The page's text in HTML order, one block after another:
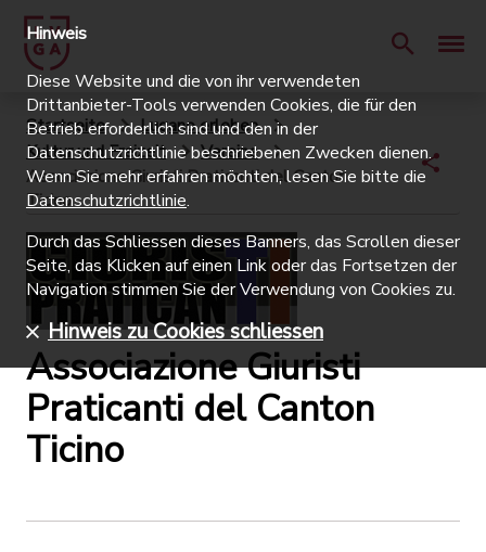
Startseite
Lugano erleben
Kultur und Freizeit
Vereine
Associazione Giuristi Praticanti del Canton
Ticino
Associazione Giuristi
Praticanti del Canton
Ticino
Hinweis
Diese Website und die von ihr verwendeten
Drittanbieter-Tools verwenden Cookies, die für den
Betrieb erforderlich sind und den in der
Datenschutzrichtlinie beschriebenen Zwecken dienen.
Wenn Sie mehr erfahren möchten, lesen Sie bitte die
Datenschutzrichtlinie.
Durch das Schliessen dieses Banners, das Scrollen dieser
Seite, das Klicken auf einen Link oder das Fortsetzen der
Navigation stimmen Sie der Verwendung von Cookies zu.
Hinweis zu Cookies schliessen